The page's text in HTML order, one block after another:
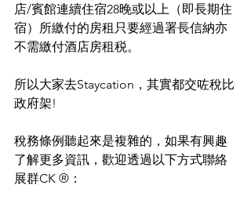
店/賓館連續住宿28晚或以上（即長期住
宿）所繳付的房租只要經過署長信納亦
不需繳付酒店房租税。
所以大家去Staycation，其實都交咗稅比
政府架!
稅務條例聽起來是複雜的，如果有興趣
了解更多資訊，歡迎透過以下方式聯絡
展群CK ®：